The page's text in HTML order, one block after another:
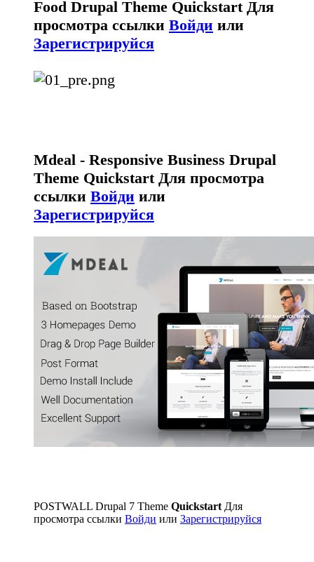
Food Drupal Theme Quickstart Для
просмотра ссылки Войди или
Зарегистрируйся
Mdeal - Responsive Business Drupal
Theme Quickstart Для просмотра
ссылки Войди или
Зарегистрируйся
POSTWALL Drupal 7 Theme Quickstart Для
просмотра ссылки Войди или Зарегистрируйся